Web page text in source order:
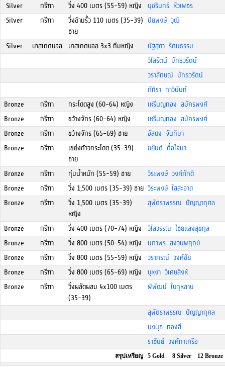
Silver กรีฑา วิ่ง 400 เมตร (55-59) หญิง
นุชรินทร์ หัวเพชร
Silver
กรีฑา
วิ่งข้ามรั้ว 110 เมตร (35-39)
ชาย
ปิยพงษ์ วุฒิ
Silver บาสเกตบอล บาสเกตบอล 3x3 ทีมหญิง
นัฐสุดา รัตนธรรม
วิไลรัตน์ มัทธวรัตน์
วราลักษณ์ มัทธวรัตน์
ภัทิรา กาวินันท์
Bronze
กรีฑา กระโดดสูง (60-64) หญิง
เหรีนญทอง สมัครพงศ์
Bronze
กรีฑา ขว้างจักร (60-64) หญิง
เหรีนญทอง สมัครพงศ์
Bronze
กรีฑา ขว้างจักร (65-69) ชาย
อัสดง จันทิมา
Bronze
กรีฑา
เขย่งก้าวกระโดด (35-39)
ชาย
ชยันต์ ตื้อใจมา
Bronze กรีฑา ทุ่มน้ำหนัก (55-59) ชาย
วีระพงษ์ วงศ์ภักดี
Bronze
กรีฑา วิ่ง 1,500 เมตร (35-39) ชาย วีระพงษ์ ใสสะอาด
Bronze
กรีฑา
วิ่ง 1,500 เมตร (35-39)
หญิง
สุพัตราพรรณ ปัญญากุศล
Bronze กรีฑา วิ่ง 400 เมตร (70-74) หญิง
วิไลวรรณ ไชยแสงสุขกุล
Bronze
กรีฑา วิ่ง 800 เมตร (50-54) หญิง
นภาพร สงวนพฤกษ์
Bronze
กรีฑา วิ่ง 800 เมตร (55-59) หญิง
วราภรณ์ วงศ์ชัย
Bronze
กรีฑา วิ่ง 800 เมตร (65-69) หญิง
บุหงา วิเศษสิงห์
Bronze
กรีฑา
วิ่งผลัดผสม 4x100 เมตร
(35-39)
พิพัฒน์ ใบกุหลาบ
สุพัตราพรรณ ปัญญากุศล
นงนุช ทองสี
ราชันย์ วงศ์ทาเครือ
สรุปเหรียญ 5 Gold 8 Silver 12 Bronze